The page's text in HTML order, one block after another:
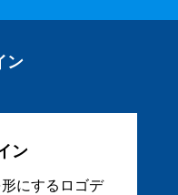
ン
ン
にするロゴデ